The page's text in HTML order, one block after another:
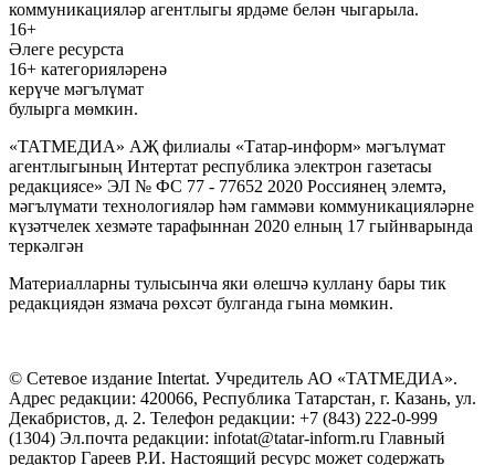
коммуникацияләр агентлыгы ярдәме белән чыгарыла.
16+
Әлеге ресурста
16+ категорияләренә
керүче мәгълүмат
булырга мөмкин.
«ТАТМЕДИА» АҖ филиалы «Татар-информ» мәгълүмат
агентлыгының Интертат республика электрон газетасы
редакциясе» ЭЛ № ФС 77 - 77652 2020 Россиянең элемтә,
мәгълүмати технологияләр һәм гаммәви коммуникацияләрне
күзәтчелек хезмәте тарафыннан 2020 елның 17 гыйнварында
теркәлгән
Материалларны тулысынча яки өлешчә куллану бары тик
редакциядән язмача рөхсәт булганда гына мөмкин.
© Сетевое издание Intertat. Учредитель АО «ТАТМЕДИА».
Адрес редакции: 420066, Республика Татарстан, г. Казань, ул.
Декабристов, д. 2. Телефон редакции: +7 (843) 222-0-999
(1304) Эл.почта редакции: infotat@tatar-inform.ru Главный
редактор Гареев Р.И. Настоящий ресурс может содержать